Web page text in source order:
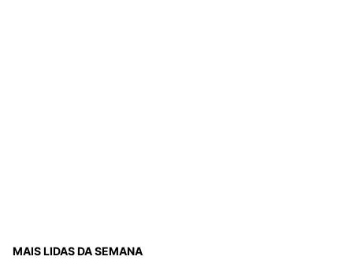
MAIS LIDAS DA SEMANA